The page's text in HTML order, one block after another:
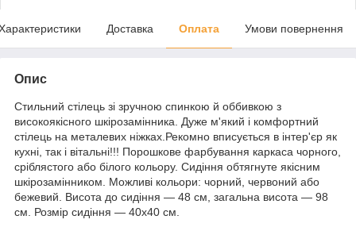
Доставка Оплата Умови повернення
Опис
Стильний стілець зі зручною спинкою й оббивкою з
високоякісного шкірозамінника. Дуже м'який і комфортний
стілець на металевих ніжках.Рекомно вписується в інтер'єр як
кухні, так і вітальні!!! Порошкове фарбування каркаса чорного,
сріблястого або білого кольору. Сидіння обтягнуте якісним
шкірозамінником. Можливі кольори: чорний, червоний або
бежевий. Висота до сидіння — 48 см, загальна висота — 98
см. Розмір сидіння — 40х40 см.